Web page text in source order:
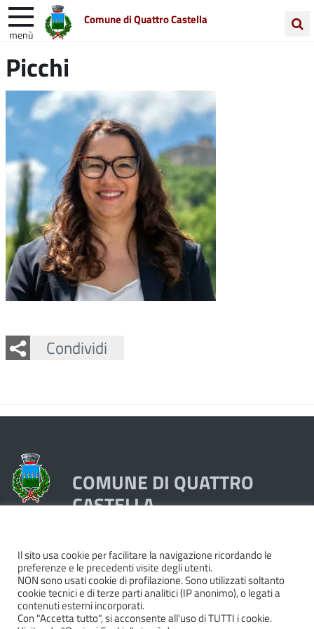
Comune di Quattro Castella
menù
nel
sito
Entra in Comune
Unione Colline Matildiche
Picchi
Condividi
Facebook
Twitter
Whatsapp
COMUNE DI QUATTRO
CASTELLA
Piazza Dante 1, 42020 Quattro Castella (RE)
Tel. 0522249211 - Fax 0522249298
Codice Fiscale e Partita Iva 00439250358
Pec:quattrocastella@cert.provincia.re.it
Il sito usa cookie per facilitare la navigazione ricordando le
preferenze e le precedenti visite degli utenti.
NON sono usati cookie di profilazione. Sono utilizzati soltanto
cookie tecnici e di terze parti analitici (IP anonimo), o legati a
contenuti esterni incorporati.
Con "Accetta tutto", si acconsente all'uso di TUTTI i cookie.